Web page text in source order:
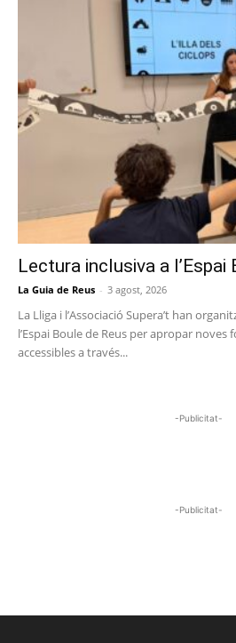
Lectura inclusiva a l’Espai
La Guia de Reus - 3 agost, 2026
La Lliga i l’Associació Supera’t han
l’Espai Boule de Reus per apropar noves
accessibles a través...
-Publicitat-
-Publicitat-